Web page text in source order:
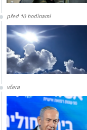
před 10 hodinami
včera